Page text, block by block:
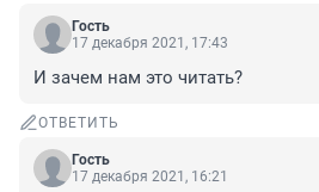
Гость
17 декабря 2021, 17:43
И зачем нам это читать?
ОТВЕТИТЬ
Гость
17 декабря 2021, 16:21